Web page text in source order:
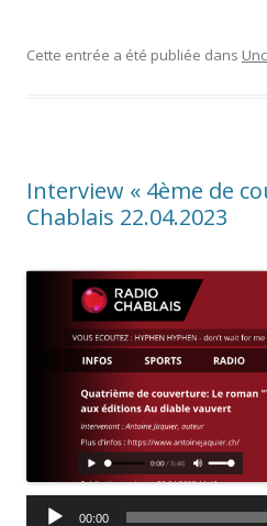
Cette entrée a été publiée dans
Interview « 4ème de
Chablais 22.04.2023
00:00